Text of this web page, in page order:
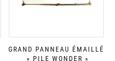
GRAND PANNEAU ÉMAILLÉ
» PILE WONDER »